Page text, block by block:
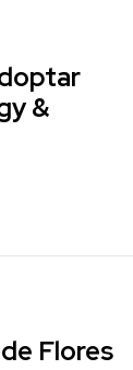
&
Flores